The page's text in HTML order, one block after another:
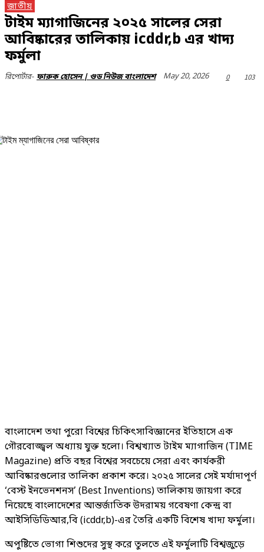
জাতীয়
টাইম ম্যাগাজিনের ২০২৫ সালের সেরা
আবিষ্কারের তালিকায় icddr,b এর খাদ্য
ফর্মুলা
রিপোর্টার- ফারুক হোসেন | গুড নিউজ বাংলাদেশ May 20, 2026 0 103
বাংলাদেশ তথা পুরো বিশ্বের চিকিৎসাবিজ্ঞানের ইতিহাসে এক
গৌরবোজ্জ্বল অধ্যায় যুক্ত হলো। বিশ্বখ্যাত টাইম ম্যাগাজিন (TIME
Magazine) প্রতি বছর বিশ্বের সবচেয়ে সেরা এবং কার্যকরী
আবিষ্কারগুলোর তালিকা প্রকাশ করে। ২০২৫ সালের সেই মর্যাদাপূর্ণ
‘বেস্ট ইনভেনশনস’ (Best Inventions) তালিকায় জায়গা করে
নিয়েছে বাংলাদেশের আন্তর্জাতিক উদরাময় গবেষণা কেন্দ্র বা
আইসিডিডিআর,বি (icddr,b)-এর তৈরি একটি বিশেষ খাদ্য ফর্মুলা।
অপুষ্টিতে ভোগা শিশুদের সুস্থ করে তুলতে এই ফর্মুলাটি বিশ্বজুড়ে